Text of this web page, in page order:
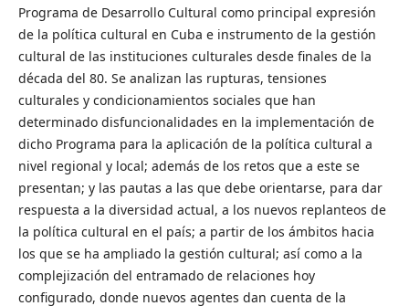
Programa de Desarrollo Cultural como principal expresión
de la política cultural en Cuba e instrumento de la gestión
cultural de las instituciones culturales desde finales de la
década del 80. Se analizan las rupturas, tensiones
culturales y condicionamientos sociales que han
determinado disfuncionalidades en la implementación de
dicho Programa para la aplicación de la política cultural a
nivel regional y local; además de los retos que a este se
presentan; y las pautas a las que debe orientarse, para dar
respuesta a la diversidad actual, a los nuevos replanteos de
la política cultural en el país; a partir de los ámbitos hacia
los que se ha ampliado la gestión cultural; así como a la
complejización del entramado de relaciones hoy
configurado, donde nuevos agentes dan cuenta de la